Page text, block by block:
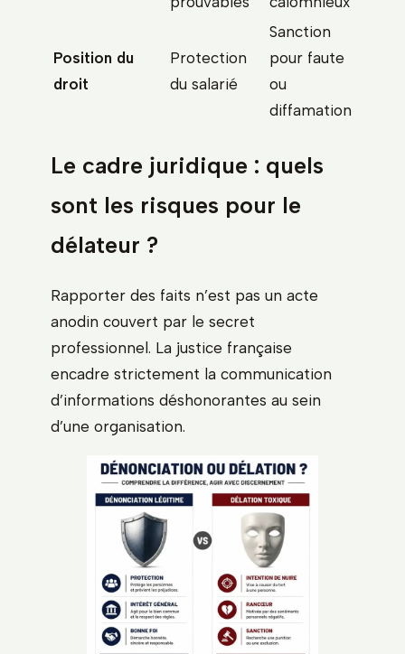
Position du
droit
Protection
du salarié
Sanction
pour faute
ou
diffamation
Le cadre juridique : quels
sont les risques pour le
délateur ?
Rapporter des faits n’est pas un acte
anodin couvert par le secret
professionnel. La justice française
encadre strictement la communication
d’informations déshonorantes au sein
d’une organisation.